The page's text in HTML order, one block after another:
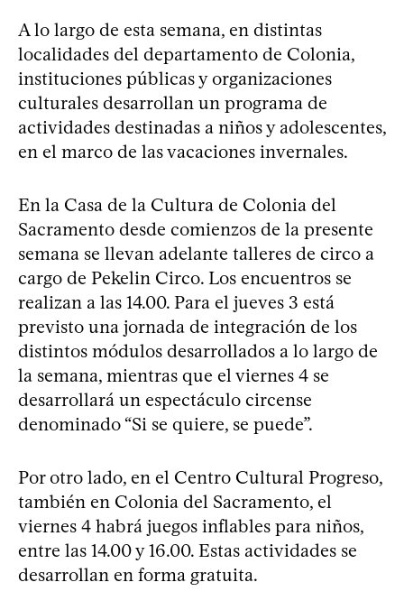
A lo largo de esta semana, en distintas
localidades del departamento de Colonia,
instituciones públicas y organizaciones
culturales desarrollan un programa de
actividades destinadas a niños y adolescentes,
en el marco de las vacaciones invernales.
En la Casa de la Cultura de Colonia del
Sacramento desde comienzos de la presente
semana se llevan adelante talleres de circo a
cargo de Pekelin Circo. Los encuentros se
realizan a las 14.00. Para el jueves 3 está
previsto una jornada de integración de los
distintos módulos desarrollados a lo largo de
la semana, mientras que el viernes 4 se
desarrollará un espectáculo circense
denominado “Si se quiere, se puede”.
Por otro lado, en el Centro Cultural Progreso,
también en Colonia del Sacramento, el
viernes 4 habrá juegos inflables para niños,
entre las 14.00 y 16.00. Estas actividades se
desarrollan en forma gratuita.